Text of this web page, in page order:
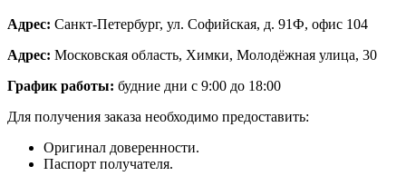
Адрес: Санкт-Петербург, ул. Софийская, д. 91Ф, офис 104
Адрес: Московская область, Химки, Молодёжная улица, 30
График работы: будние дни с 9:00 до 18:00
Для получения заказа необходимо предоставить:
Оригинал доверенности.
Паспорт получателя.